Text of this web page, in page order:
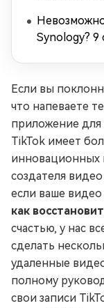
Synology? 9
Если вы
что напеваете
приложение для
TikTok имеет
инновационных
создателя
если ваше
как
счастью, у нас
сделать
удаленные
полному
свои записи